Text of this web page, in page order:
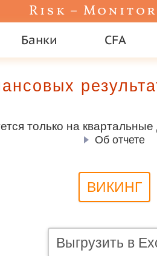
Risk –
Банки CFA
только на
Об отчете
ВИКИНГ
Выгрузить в